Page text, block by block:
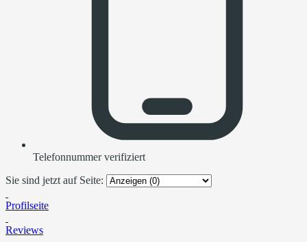
Telefonnummer verifiziert
Sie sind jetzt auf Seite:
Profilseite
Reviews